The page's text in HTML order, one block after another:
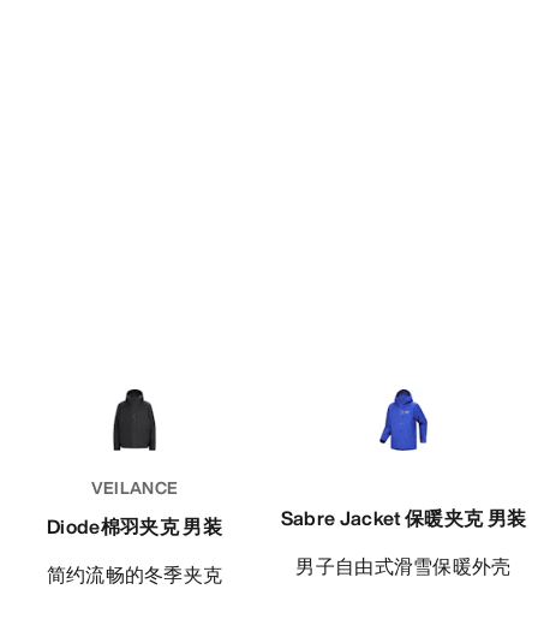
VEILANCE
Diode棉羽夹克 男装
简约流畅的冬季夹克
Sabre Jacket 保暖夹克 男装
男子自由式滑雪保暖外壳